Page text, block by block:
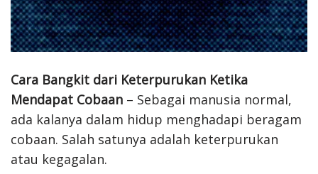
Cara Bangkit dari Keterpurukan Ketika
Mendapat Cobaan – Sebagai manusia normal,
ada kalanya dalam hidup menghadapi beragam
cobaan. Salah satunya adalah keterpurukan
atau kegagalan.